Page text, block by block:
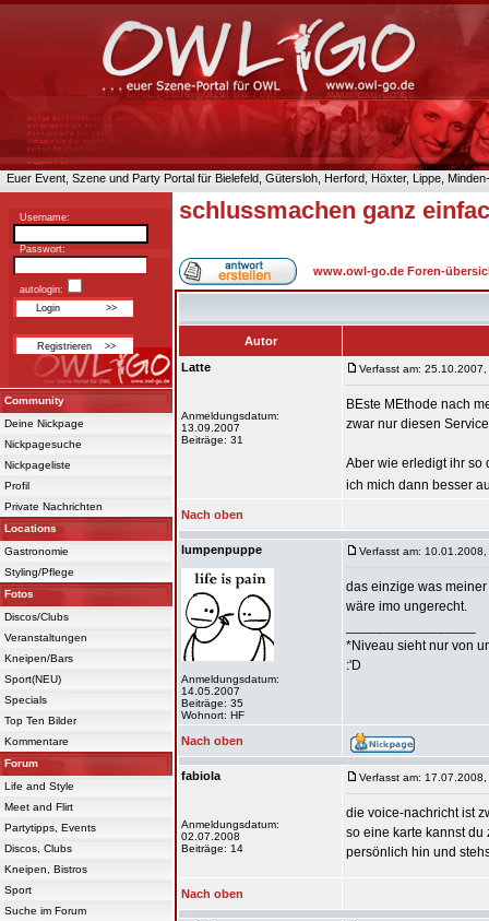
Euer Event, Szene und Party Portal für Bielefeld, Gütersloh, Herford, Höxter, Lippe,
Username:
Passwort:
autologin:
Community
Deine Nickpage
Nickpagesuche
Nickpageliste
Profil
Private Nachrichten
Locations
Gastronomie
Styling/Pflege
Fotos
Discos/Clubs
Veranstaltungen
Kneipen/Bars
Sport(NEU)
Specials
Top Ten Bilder
Kommentare
Forum
Life and Style
Meet and Flirt
Partytipps, Events
Discos, Clubs
Kneipen, Bistros
Sport
Suche im Forum
schlussmachen ganz
www.owl-go.de Foren-
Autor
Latte
Anmeldungsdatum:
13.09.2007
Beiträge: 31
Verfasst am:
BEste MEthode nach
zwar nur diesen
Aber wie erledigt ihr so
ich mich dann besser
Nach oben
lumpenpuppe
Anmeldungsdatum:
14.05.2007
Beiträge: 35
Wohnort: HF
Verfasst am:
das einzige was
wäre imo ungerecht.
*Niveau sieht nur von
:'D
Nach oben
fabiola
Anmeldungsdatum:
02.07.2008
Beiträge: 14
Verfasst am:
die voice-nachricht ist
so eine karte kannst
persönlich hin und
Nach oben